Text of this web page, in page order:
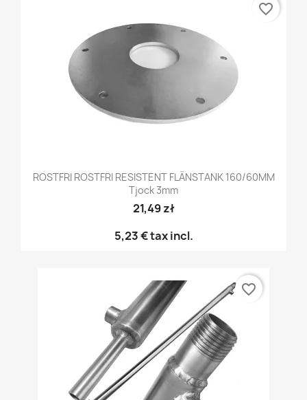
ROSTFRI ROSTFRI RESISTENT FLÄNSTANK 160/60MM
Tjock 3mm
21,49 zł
5,23 €tax incl.
favorite_border
favorite_border